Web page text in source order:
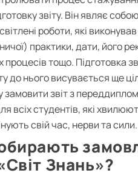
звіту. Він являє
роботи, які
практики, дати, його
тощо. Підготовка
до нього висувається ще
звіт з
всіх студентів, які
свій час, нерви та сили.
Знань»?